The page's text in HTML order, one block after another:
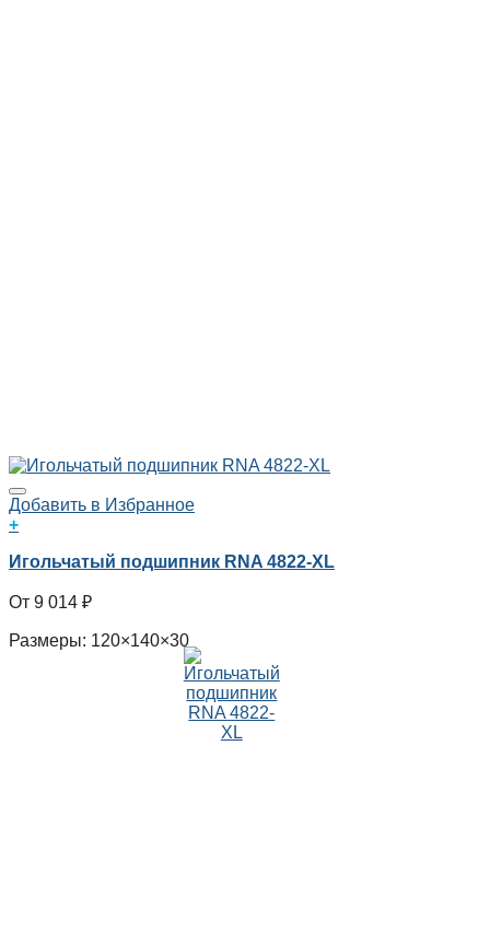
Добавить в Избранное
+
Игольчатый подшипник RNA 4822-XL
9 014 ₽
Размеры: 120×140×30